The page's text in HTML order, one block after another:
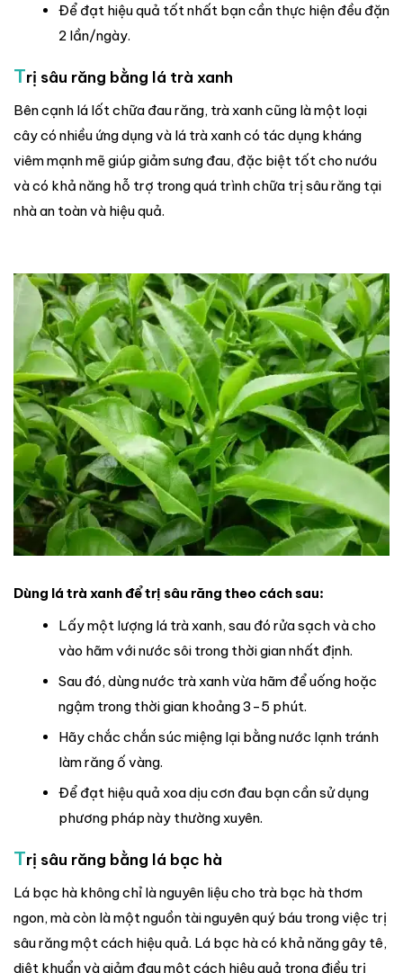
Để đạt hiệu quả tốt nhất bạn cần thực hiện đều đặn
2 lần/ngày.
Trị sâu răng bằng lá trà xanh
Bên cạnh lá lốt chữa đau răng, trà xanh cũng là một loại
cây có nhiều ứng dụng và lá trà xanh có tác dụng kháng
viêm mạnh mẽ giúp giảm sưng đau, đặc biệt tốt cho nướu
và có khả năng hỗ trợ trong quá trình chữa trị sâu răng tại
nhà an toàn và hiệu quả.
Dùng lá trà xanh để trị sâu răng theo cách sau:
Lấy một lượng lá trà xanh, sau đó rửa sạch và cho
vào hãm với nước sôi trong thời gian nhất định.
Sau đó, dùng nước trà xanh vừa hãm để uống hoặc
ngậm trong thời gian khoảng 3-5 phút.
Hãy chắc chắn súc miệng lại bằng nước lạnh tránh
làm răng ố vàng.
Để đạt hiệu quả xoa dịu cơn đau bạn cần sử dụng
phương pháp này thường xuyên.
Trị sâu răng bằng lá bạc hà
Lá bạc hà không chỉ là nguyên liệu cho trà bạc hà thơm
ngon, mà còn là một nguồn tài nguyên quý báu trong việc trị
sâu răng một cách hiệu quả. Lá bạc hà có khả năng gây tê,
diệt khuẩn và giảm đau một cách hiệu quả trong điều trị